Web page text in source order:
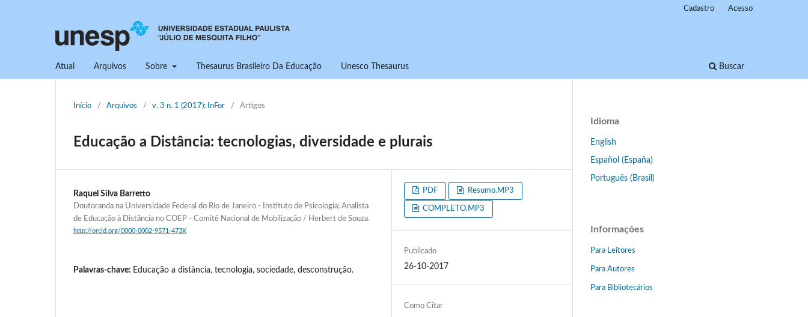
Atual Arquivos Sobre Thesaurus Brasileiro Da Educação Unesco Thesaurus Buscar
Cadastro Acesso
Início / Arquivos / v. 3 n. 1 (2017): InFor / Artigos
Educação a Distância: tecnologias, diversidade e plurais
Raquel Silva Barretto
Doutoranda na Universidade Federal do Rio de Janeiro - Instituto de Psicologia; Analista
de Educação à Distância no COEP - Comitê Nacional de Mobilização / Herbert de Souza.
http://orcid.org/0000-0002-9571-473X
Palavras-chave: Educação a distância, tecnologia, sociedade, desconstrução.
PDF Resumo.MP3
COMPLETO.MP3
Publicado
26-10-2017
Como Citar
Idioma
English
Español (España)
Português (Brasil)
Informações
Para Leitores
Para Autores
Para Bibliotecários